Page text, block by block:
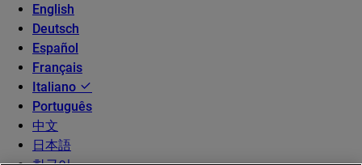
English
Deutsch
Español
Français
Italiano
Português
中文
日本語